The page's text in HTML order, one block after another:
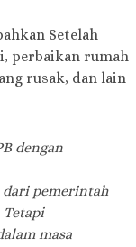
Setelah
perbaikan rumah
rusak, dan lain
dengan
pemerintah
Tetapi
masa